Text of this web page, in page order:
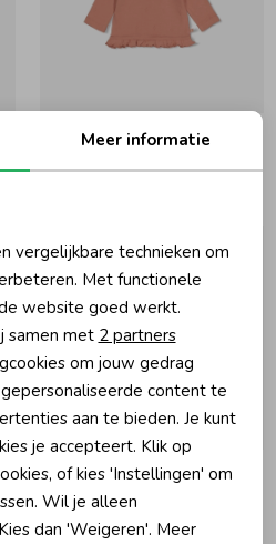
Feetje
Overslagshirt rib AOP - Fall in Love Roze melange
Feetje
17,99
Meer informatie
vergelijkbare technieken om
Met functionele
website goed werkt.
samen met 2 partners
om jouw gedrag
content te
aan te bieden. Je kunt
je accepteert. Klik op
of kies 'Instellingen' om
Wil je alleen
dan 'Weigeren'. Meer